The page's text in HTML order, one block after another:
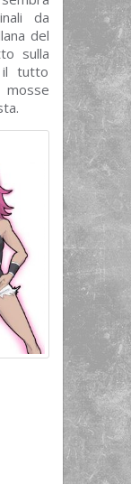
da
del
sulla
il tutto
mosse